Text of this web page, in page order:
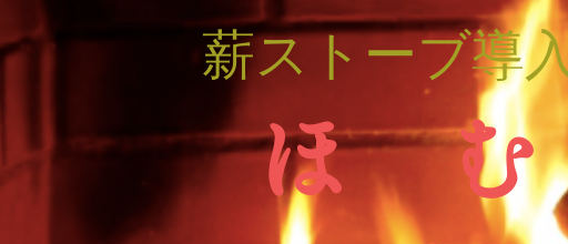
薪ストーブ導
ほ